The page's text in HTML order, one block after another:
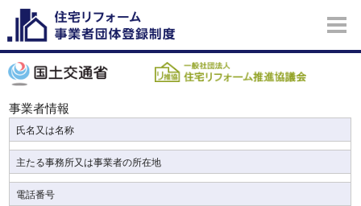
事業者情報
氏名又は名称
主たる事務所又は事業者の所在地
電話番号